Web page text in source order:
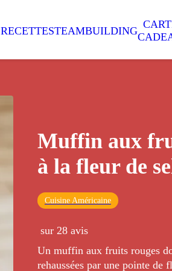
RECETTESTEAMBUILDING
Muffin aux
à la fleur de
Cuisine Américaine
sur 28 avis
Un muffin aux fruits rouges
rehaussées par une pointe de